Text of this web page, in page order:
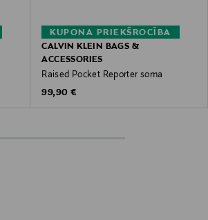
KUPONA PRIEKŠROCĪBA
CALVIN KLEIN BAGS &
ACCESSORIES
Raised Pocket Reporter soma
Original Price
99,90 €